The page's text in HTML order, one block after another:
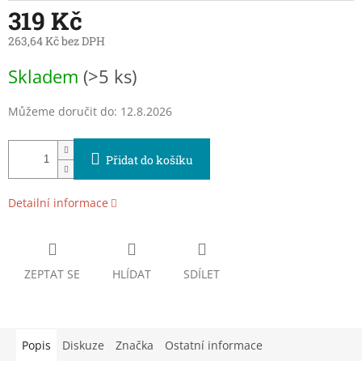
319 Kč
263,64 Kč bez DPH
cena:
Skladem (>5 ks)
Můžeme doručit do: 12.8.2026
Přidat do košíku
Detailní informace
ZEPTAT SE HLÍDAT SDÍLET
Popis Diskuze Značka Ostatní informace